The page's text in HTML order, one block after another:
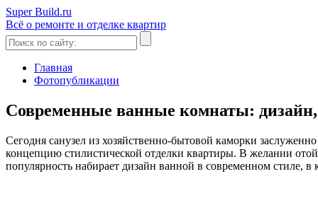
Super Build.ru
Всё о ремонте и отделке квартир
Главная
Фотопубликации
Современные ванные комнаты:
Сегодня санузел из хозяйственно-бытовой каморки
концепцию стилистической отделки квартиры. В желании
популярность набирает дизайн ванной в современном стиле,